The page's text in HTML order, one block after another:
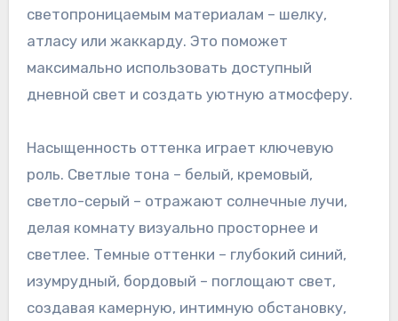
светопроницаемым материалам – шелку,
атласу или жаккарду. Это поможет
максимально использовать доступный
дневной свет и создать уютную атмосферу.
Насыщенность оттенка играет ключевую
роль. Светлые тона – белый, кремовый,
светло-серый – отражают солнечные лучи,
делая комнату визуально просторнее и
светлее. Темные оттенки – глубокий синий,
изумрудный, бордовый – поглощают свет,
создавая камерную, интимную обстановку,